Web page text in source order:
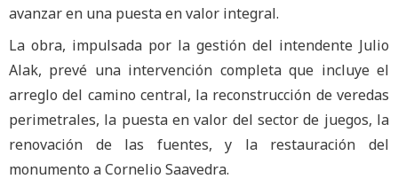
avanzar en una puesta en valor integral.
La obra, impulsada por la gestión del intendente Julio
Alak, prevé una intervención completa que incluye el
arreglo del camino central, la reconstrucción de veredas
perimetrales, la puesta en valor del sector de juegos, la
renovación de las fuentes, y la restauración del
monumento a Cornelio Saavedra.